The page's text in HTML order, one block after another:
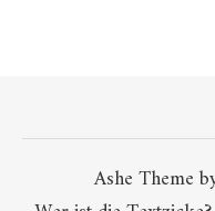
Ashe Theme